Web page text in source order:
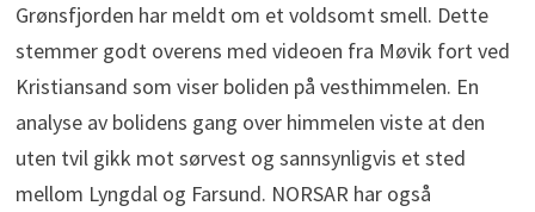
Grønsfjorden har meldt om et voldsomt smell. Dette
stemmer godt overens med videoen fra Møvik fort ved
Kristiansand som viser boliden på vesthimmelen. En
analyse av bolidens gang over himmelen viste at den
uten tvil gikk mot sørvest og sannsynligvis et sted
mellom Lyngdal og Farsund. NORSAR har også